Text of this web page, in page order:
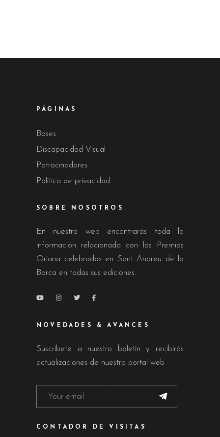
PÁGINAS
Bases
Discapacidad Visual
Patrocinadores
Política de privacidad
SOBRE NOSOTROS
En nuestra web encontrarás toda la
información relacionada con los Premios
Oriana celebrados en Sant Andreu de la
Barca en todas sus ediciones.
NOVEDADES & AVANCES
Suscríbete a nuestro boletín y recibirás
actualizaciones de nuestro portal web
CONTADOR DE VISITAS